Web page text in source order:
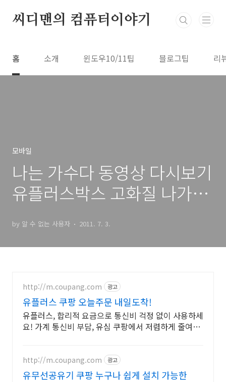
씨디맨의 컴퓨터이야기
홈 소개 윈도우10/11팁 블로그팁 리
모바일
나는 가수다 동영상 다시보기
유플러스박스 고화질 나가수
by 알 수 없는 사용자 2011. 7. 3.
http://m.coupang.com 광고
유플러스 쿠팡 오늘주문 내일도착!
유플러스, 합리적 요금으로 통신비 걱정 없이 사용하세
요! 가계 통신비 부담, 유심 쿠팡에서 저렴하게 줄여보
http://m.coupang.com 광고
유무선공유기 쿠팡 누구나 쉽게 설치 가능한